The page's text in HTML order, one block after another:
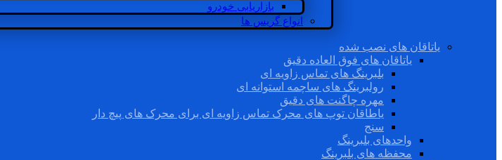
بازاریابی خودرو
انواع گریس ها
یاتاقان های نصب شده
یاتاقان های فوق العاده دقیق
بلبرینگ های تماس زاویه ای
رولبرینگ های ساچمه استوانه ای
مهره چاگنت های دقیق
یاطاقان توپ های محرک تماس زاویه ای برای محرک های پیچ دار
سنج
واحدهای بلبرینگ
محفظه های بلبرینگ